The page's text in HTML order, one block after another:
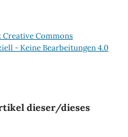
Creative Commons
- Keine Bearbeitungen 4.0
dieser/dieses